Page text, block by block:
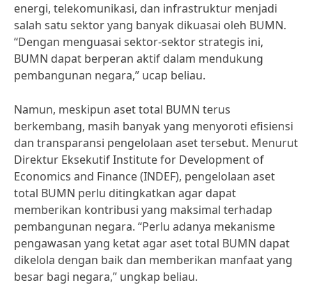
energi, telekomunikasi, dan infrastruktur menjadi
salah satu sektor yang banyak dikuasai oleh BUMN.
“Dengan menguasai sektor-sektor strategis ini,
BUMN dapat berperan aktif dalam mendukung
pembangunan negara,” ucap beliau.
Namun, meskipun aset total BUMN terus
berkembang, masih banyak yang menyoroti efisiensi
dan transparansi pengelolaan aset tersebut. Menurut
Direktur Eksekutif Institute for Development of
Economics and Finance (INDEF), pengelolaan aset
total BUMN perlu ditingkatkan agar dapat
memberikan kontribusi yang maksimal terhadap
pembangunan negara. “Perlu adanya mekanisme
pengawasan yang ketat agar aset total BUMN dapat
dikelola dengan baik dan memberikan manfaat yang
besar bagi negara,” ungkap beliau.